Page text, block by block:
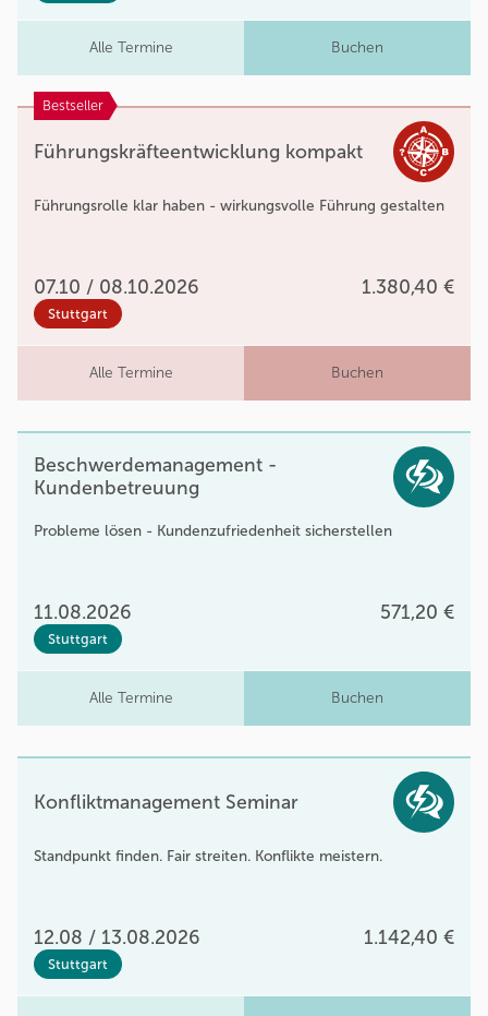
Alle Termine Buchen
Bestseller
Führungskräfteentwicklung kompakt
Führungsrolle klar haben - wirkungsvolle Führung gestalten
07.10 / 08.10.2026 1.380,40 €
Stuttgart
Alle Termine Buchen
Beschwerdemanagement -
Kundenbetreuung
Probleme lösen - Kundenzufriedenheit sicherstellen
11.08.2026 571,20 €
Stuttgart
Alle Termine Buchen
Konfliktmanagement Seminar
Standpunkt finden. Fair streiten. Konflikte meistern.
12.08 / 13.08.2026 1.142,40 €
Stuttgart